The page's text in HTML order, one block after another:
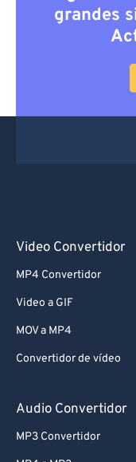
grandes
Video Convertidor
MP4 Convertidor
Video a GIF
MOV a MP4
Convertidor de vídeo
Audio Convertidor
MP3 Convertidor